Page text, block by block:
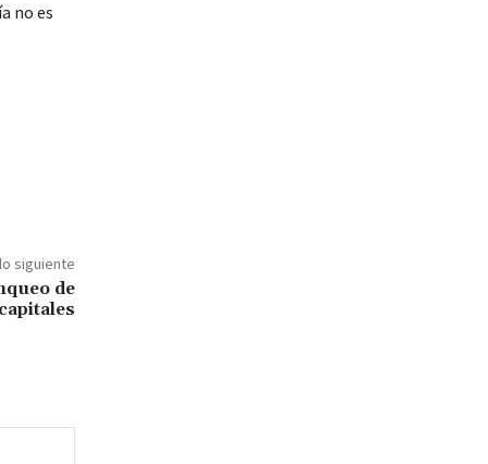
no es
siguiente
de